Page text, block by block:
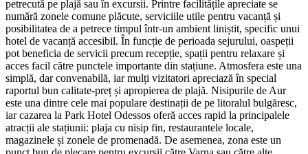
petrecută pe plajă sau în excursii. Printre facilitățile apreciate se
numără zonele comune plăcute, serviciile utile pentru vacanță și
posibilitatea de a petrece timpul într-un ambient liniștit, specific unui
hotel de vacanță accesibil. În funcție de perioada sejurului, oaspeții
pot beneficia de servicii precum recepție, spații pentru relaxare și
acces facil către punctele importante din stațiune. Atmosfera este una
simplă, dar convenabilă, iar mulți vizitatori apreciază în special
raportul bun calitate-preț și apropierea de plajă. Nisipurile de Aur
este una dintre cele mai populare destinații de pe litoralul bulgăresc,
iar cazarea la Park Hotel Odessos oferă acces rapid la principalele
atracții ale stațiunii: plaja cu nisip fin, restaurantele locale,
magazinele și zonele de promenadă. De asemenea, zona este un